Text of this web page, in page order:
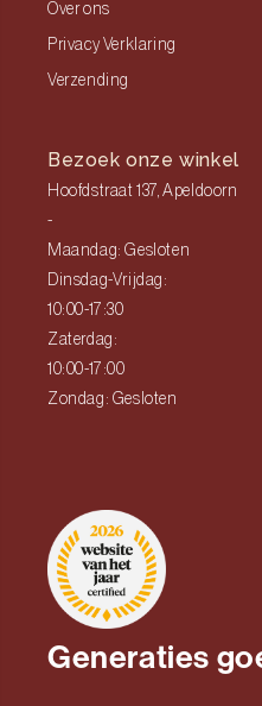
Over ons
Privacy Verklaring
Verzending
Bezoek onze winkel
Hoofdstraat 137, Apeldoorn
-
Maandag: Gesloten
Dinsdag-Vrijdag:
10:00-17:30
Zaterdag:
10:00-17:00
Zondag: Gesloten
Generaties